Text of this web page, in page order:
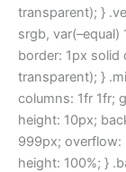
transparent); }
srgb, var(–equal)
border: 1px solid
transparent); }
columns: 1fr 1fr;
height: 10px;
999px; overflow:
height: 100%; }